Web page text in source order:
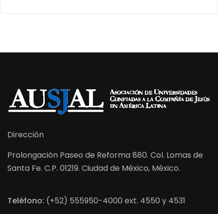
Dirección
Prolongación Paseo de Reforma 880. Col. Lomas de
Santa Fe. C.P. 01219. Ciudad de México, México.
Teléfono: (+52) 555950-4000 ext. 4550 y 4531